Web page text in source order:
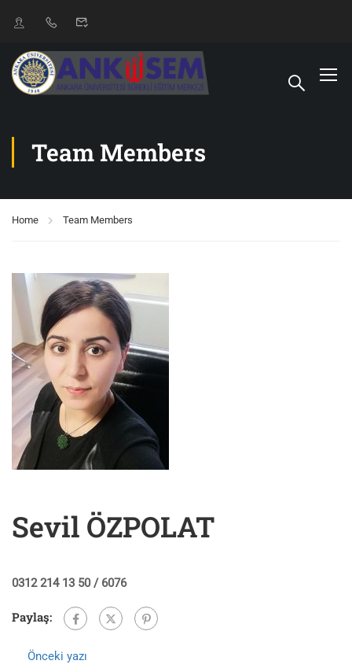
Team Members
Home Team Members
Sevil ÖZPOLAT
0312 214 13 50 / 6076
Paylaş:
Önceki yazı